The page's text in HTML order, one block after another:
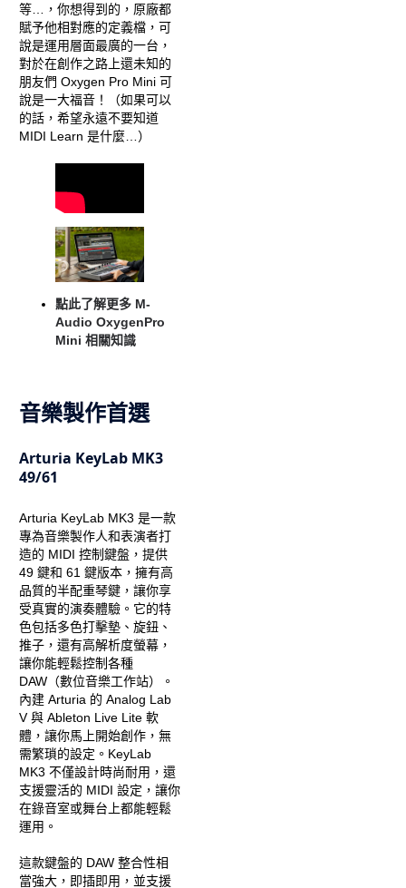
等…，你想得到的，原廠都
賦予他相對應的定義檔，可
說是運用層面最廣的一台，
對於在創作之路上還未知的
朋友們 Oxygen Pro Mini 可
說是一大福音！（如果可以
的話，希望永遠不要知道
MIDI Learn 是什麼…）
點此了解更多 M-
Audio OxygenPro
Mini 相關知識
音樂製作首選
Arturia KeyLab MK3
49/61
Arturia KeyLab MK3 是一款
專為音樂製作人和表演者打
造的 MIDI 控制鍵盤，提供
49 鍵和 61 鍵版本，擁有高
品質的半配重琴鍵，讓你享
受真實的演奏體驗。它的特
色包括多色打擊墊、旋鈕、
推子，還有高解析度螢幕，
讓你能輕鬆控制各種
DAW（數位音樂工作站）。
內建 Arturia 的 Analog Lab
V 與 Ableton Live Lite 軟
體，讓你馬上開始創作，無
需繁瑣的設定。KeyLab
MK3 不僅設計時尚耐用，還
支援靈活的 MIDI 設定，讓你
在錄音室或舞台上都能輕鬆
運用。
這款鍵盤的 DAW 整合性相
當強大，即插即用，並支援